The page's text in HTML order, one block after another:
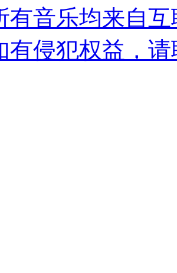
有音乐均来自
有侵犯权益，